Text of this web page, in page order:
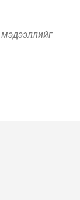
мэдээллийг